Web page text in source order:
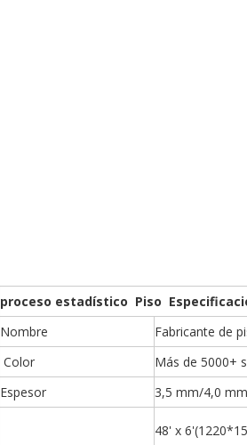
proceso estadístico Piso
Nombre
Fabricante de
Color
Más de 5000+
Espesor
3,5 mm/4,0
48' x